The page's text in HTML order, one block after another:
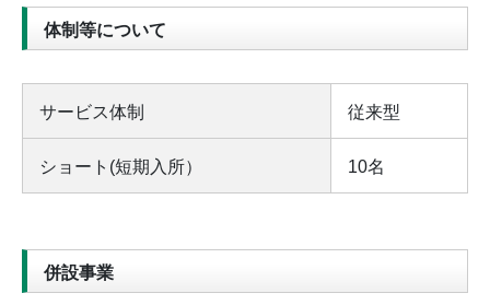
体制等について
サービス体制 従来型
ショート(短期入所） 10名
併設事業